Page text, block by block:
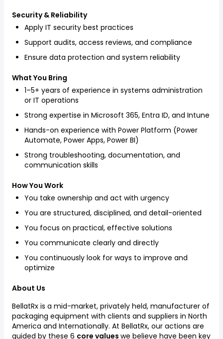
Security & Reliability
Apply IT security best practices
Support audits, access reviews, and compliance
Ensure data protection and system reliability
What You Bring
1–5+ years of experience in systems administration
or IT operations
Strong expertise in Microsoft 365, Entra ID, and Intune
Hands-on experience with Power Platform (Power
Automate, Power Apps, Power BI)
Strong troubleshooting, documentation, and
communication skills
How You Work
You take ownership and act with urgency
You are structured, disciplined, and detail-oriented
You focus on practical, effective solutions
You communicate clearly and directly
You continuously look for ways to improve and
optimize
About Us
BellatRx is a mid-market, privately held, manufacturer of
packaging equipment with clients and suppliers in North
America and Internationally. At BellatRx, our actions are
guided by these 6 core values we believe have been key